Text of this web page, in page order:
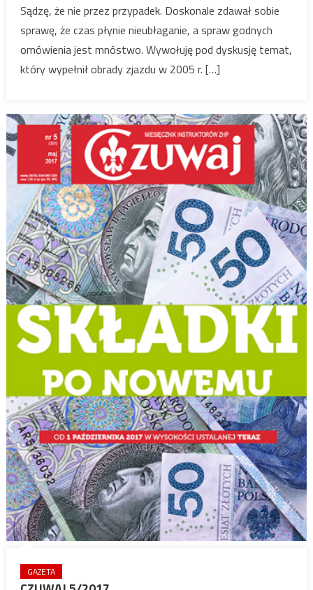
Sądzę, że nie przez przypadek. Doskonale zdawał sobie
sprawę, że czas płynie nieubłaganie, a spraw godnych
omówienia jest mnóstwo. Wywołuję pod dyskusję temat,
który wypełnił obrady zjazdu w 2005 r. […]
GAZETA